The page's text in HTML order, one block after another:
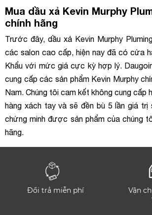
Mua dầu xả Kevin Murphy
chính hãng
Trước đây, dầu xả Kevin Murphy
các salon cao cấp, hiện nay đã có cửa
Khẩu với mức giá cực kỳ hợp lý.
cung cấp các sản phẩm Kevin Murphy
Nam. Chúng tôi cam kết không cung cấp
hàng xách tay và sẽ đền bù 5 lần giá trị
chứng minh được sản phẩm của chúng
hãng.
Đổi trả miễn phí
Vận